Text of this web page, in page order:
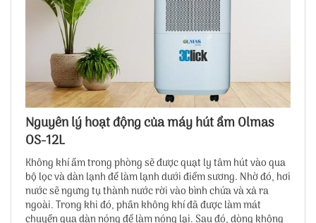
Nguyên lý hoạt động của máy hút ẩm Olmas
OS-12L
Không khí ẩm trong phòng sẽ được quạt ly tâm hút vào qua
bộ lọc và dàn lạnh để làm lạnh dưới điểm sương. Nhờ đó, hơi
nước sẽ ngưng tụ thành nước rời vào bình chứa và xả ra
ngoài. Trong khi đó, phần không khí đã được làm mát